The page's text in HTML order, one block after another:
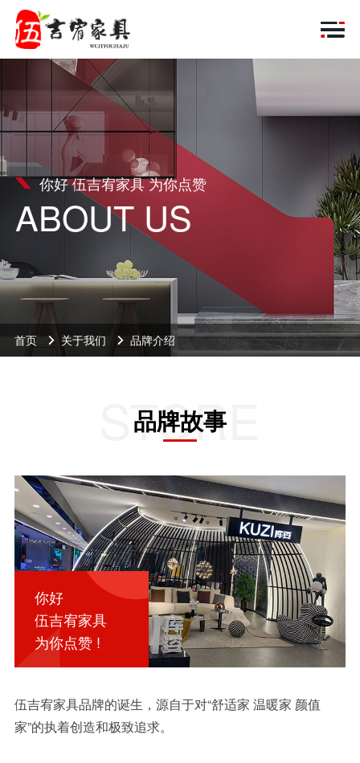
你好 伍吉宥家具 为你点赞
ABOUT US
首页 关于我们 品牌介绍
STORE
品牌故事
你好
伍吉宥家具
为你点赞 !
伍吉宥家具品牌的诞生，源自于对“舒适家 温暖家 颜值
家”的执着创造和极致追求。